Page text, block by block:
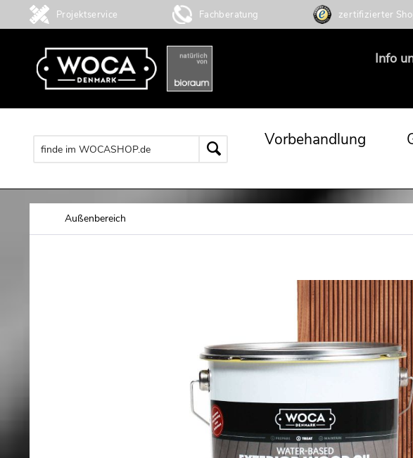
Projektservice Fachberatung zertifizierter
Info
Vorbehandlung
Außenbereich